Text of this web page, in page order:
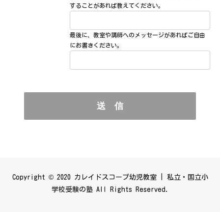
することがあれば教えてください。
最後に、教室や講師へのメッセージがあればご自由
にお書きください。
Copyright © 2020 カレイドスコープ幼児教室 | 私立・国立小
学校受験の塾 All Rights Reserved.